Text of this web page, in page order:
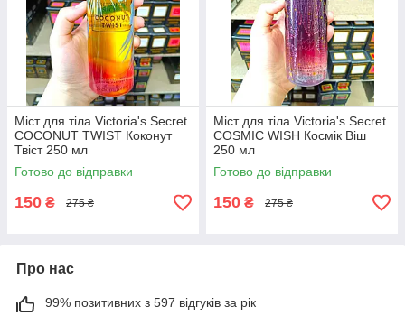
Міст для тіла Victoria's Secret
COCONUT TWIST Коконут
Твіст 250 мл
Готово до відправки
150 ₴ 275 ₴
Міст для тіла Victoria's Secret
COSMIC WISH Космік Віш
250 мл
Готово до відправки
150 ₴ 275 ₴
Про нас
99% позитивних з 597 відгуків за рік